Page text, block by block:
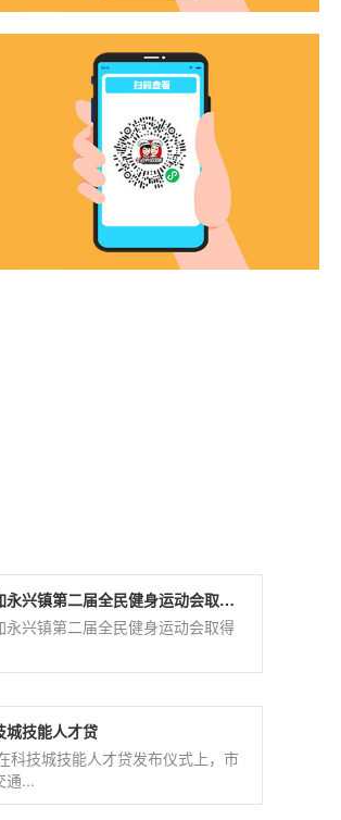
汉联软件参加永兴镇第二届全民健身运动会取得优异成绩
永兴镇第二届全民健身运动会取得
城技能人才贷
科技城技能人才贷发布仪式上，市
通...